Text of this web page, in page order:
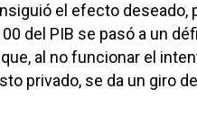
el efecto deseado,
del PIB se pasó a un
al no funcionar el
privado, se da un giro